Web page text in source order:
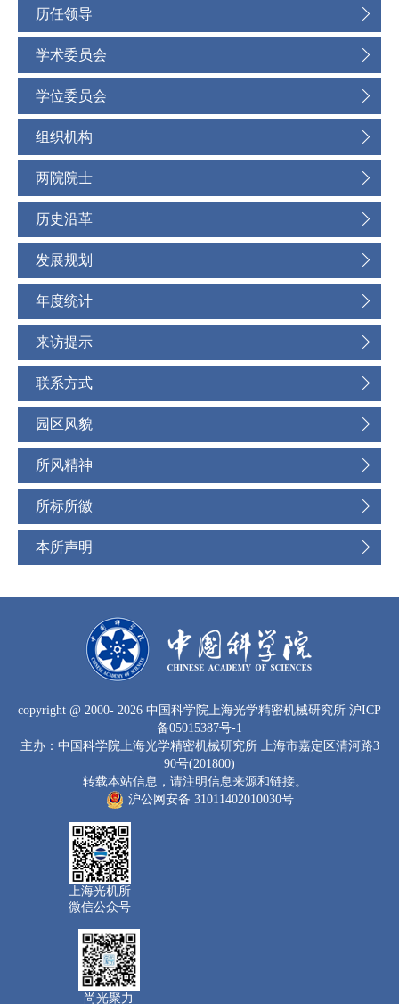
历任领导
学术委员会
学位委员会
组织机构
两院院士
历史沿革
发展规划
年度统计
来访提示
联系方式
园区风貌
所风精神
所标所徽
本所声明
copyright @ 2000- 2026 中国科学院上海光学精密机械研究所 沪ICP
备05015387号-1
主办：中国科学院上海光学精密机械研究所 上海市嘉定区清河路3
90号(201800)
转载本站信息，请注明信息来源和链接。
沪公网安备 31011402010030号
上海光机所
微信公众号
尚光聚力